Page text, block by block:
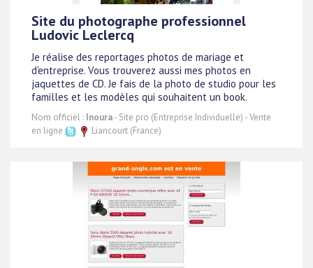
Site du photographe professionnel
Ludovic Leclercq
Je réalise des reportages photos de mariage et
d'entreprise. Vous trouverez aussi mes photos en
jaquettes de CD. Je fais de la photo de studio pour les
familles et les modèles qui souhaitent un book.
Nom officiel : Inoura- Site pro (Entreprise Individuelle) - Vente
en ligne
Liancourt (France)